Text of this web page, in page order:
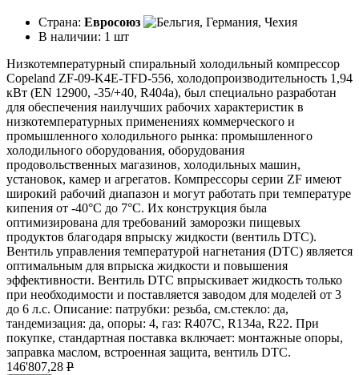
Страна: Евросоюз
В наличии: 1 шт
Низкотемпературный спиральный холодильный компрессор
Copeland ZF-09-K4E-TFD-556, холодопроизводительность 1,94
кВт (EN 12900, -35/+40, R404a), был специально разработан
для обеспечения наилучших рабочих характеристик в
низкотемпературных применениях коммерческого и
промышленного холодильного рынка: промышленного
холодильного оборудования, оборудования
продовольственных магазинов, холодильных машин,
установок, камер и агрегатов. Компрессоры серии ZF имеют
широкий рабочий диапазон и могут работать при температуре
кипения от -40°C до 7°C. Их конструкция была
оптимизирована для требований заморозки пищевых
продуктов благодаря впрыску жидкости (вентиль DTC).
Вентиль управления температурой нагнетания (DTC) является
оптимальным для впрыска жидкости и повышения
эффективности. Вентиль DTC впрыскивает жидкость только
при необходимости и поставляется заводом для моделей от 3
до 6 л.с. Описание: патрубки: резьба, см.стекло: да,
тандемизация: да, опоры: 4, газ: R407C, R134a, R22. При
покупке, стандартная поставка включает: монтажные опоры,
заправка маслом, встроенная защита, вентиль DTC.
146'807,28 P